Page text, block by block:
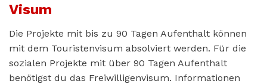
Visum
Die Projekte mit bis zu 90 Tagen Aufenthalt können
mit dem Touristenvisum absolviert werden. Für die
sozialen Projekte mit über 90 Tagen Aufenthalt
benötigst du das Freiwilligenvisum. Informationen